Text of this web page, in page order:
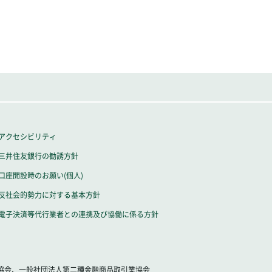
クセシビリティ
井住友銀行の勧誘方針
座開設時のお願い(個人)
社会的勢力に対する基本方針
子決済等代行業者との連携及び協働に係る方針
、一般社団法人第二種金融商品取引業協会